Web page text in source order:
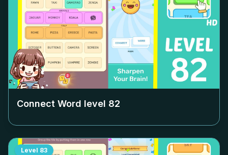
Connect Word level 82
Level 83